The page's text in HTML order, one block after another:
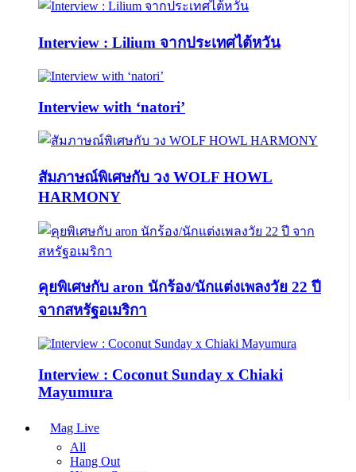
Interview : Lilium จากประเทศไต้หวัน
Interview with ‘natori’
สัมภาษณ์พิเศษกับ วง WOLF HOWL
HARMONY
คุยพิเศษกับ aron นักร้อง/นักแต่งเพลงวัย 22 ปี
จากสหรัฐอเมริกา
Interview : Coconut Sunday x Chiaki
Mayumura
Mag Live
All
Hang Out